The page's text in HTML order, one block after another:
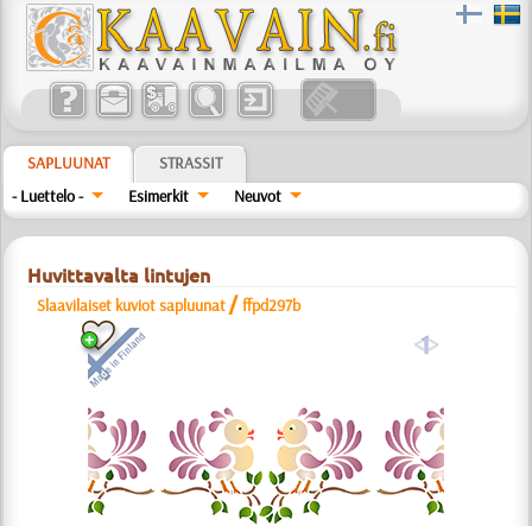
SAPLUUNAT
STRASSIT
- Luettelo -
Esimerkit Neuvot
Huvittavalta lintujen
Slaavilaiset kuviot sapluunat /ffpd297b
a